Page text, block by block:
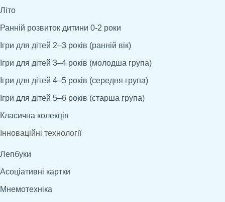
Літо
Ранній розвиток дитини 0-2 роки
Ігри для дітей 2–3 років (ранній вік)
Ігри для дітей 3–4 років (молодша група)
Ігри для дітей 4–5 років (середня група)
Ігри для дітей 5–6 років (старша група)
Класична колекція
Інноваційні технології
Лепбуки
Асоціативні картки
Мнемотехніка